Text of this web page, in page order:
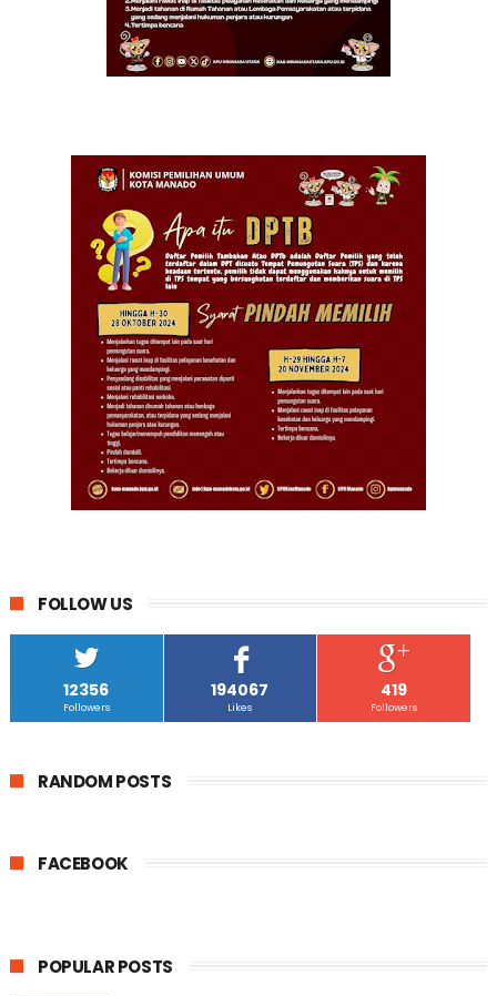
FOLLOW US
12356
Followers
194067
Likes
419
Followers
RANDOM POSTS
FACEBOOK
POPULAR POSTS